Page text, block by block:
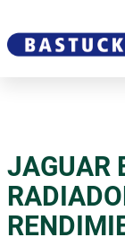
JAGUAR